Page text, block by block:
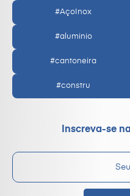
#AçoInox
#aluminio
#cantoneira
#constru
Inscreva-se